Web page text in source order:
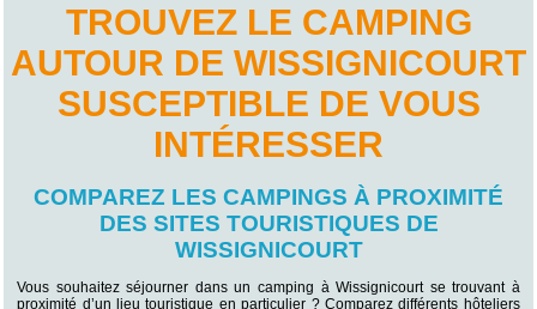
TROUVEZ LE CAMPING
AUTOUR DE WISSIGNICOURT
SUSCEPTIBLE DE VOUS
INTÉRESSER
COMPAREZ LES CAMPINGS À PROXIMITÉ
DES SITES TOURISTIQUES DE
WISSIGNICOURT
Vous souhaitez séjourner dans un camping à Wissignicourt se trouvant à
proximité d’un lieu touristique en particulier ? Comparez différents hôteliers